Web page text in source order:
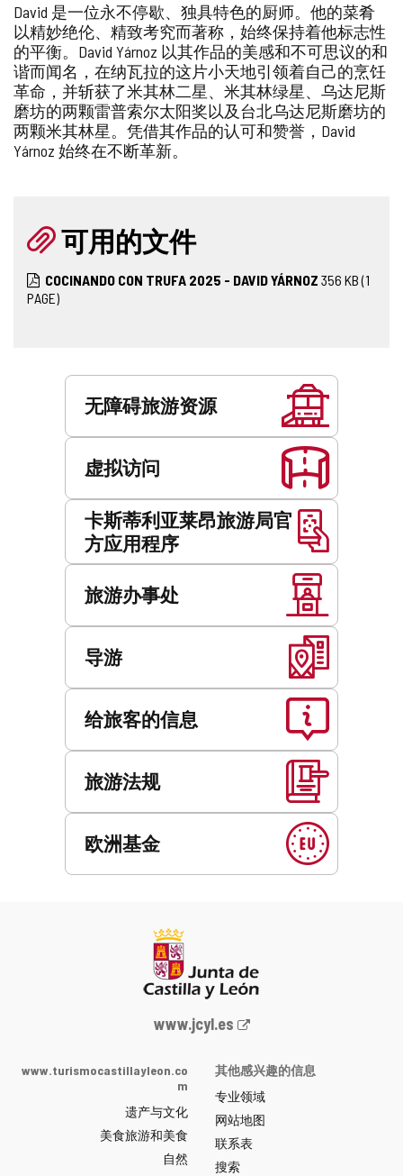
David 是一位永不停歇、独具特色的厨师。他的菜肴
以精妙绝伦、精致考究而著称，始终保持着他标志性
的平衡。David Yárnoz 以其作品的美感和不可思议的和
谐而闻名，在纳瓦拉的这片小天地引领着自己的烹饪
革命，并斩获了米其林二星、米其林绿星、乌达尼斯
磨坊的两颗雷普索尔太阳奖以及台北乌达尼斯磨坊的
两颗米其林星。凭借其作品的认可和赞誉，David
Yárnoz 始终在不断革新。
可用的文件
COCINANDO CON TRUFA 2025 - DAVID YÁRNOZ 356 KB(1
PAGE)
无障碍旅游资源
虚拟访问
卡斯蒂利亚莱昂旅游局官
方应用程序
旅游办事处
导游
给旅客的信息
旅游法规
欧洲基金
Junta
y
León
网
站
门
www.jcyl.es
www.turismocastillayleon.co
m
遗产与文化
美食旅游和美食
自然
其他感兴趣的信息
专业领域
网站地图
联系表
搜索